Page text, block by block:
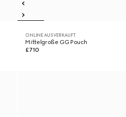
ONLINE AUSVERKAUFT
Mittelgroße GG Pouch
£710